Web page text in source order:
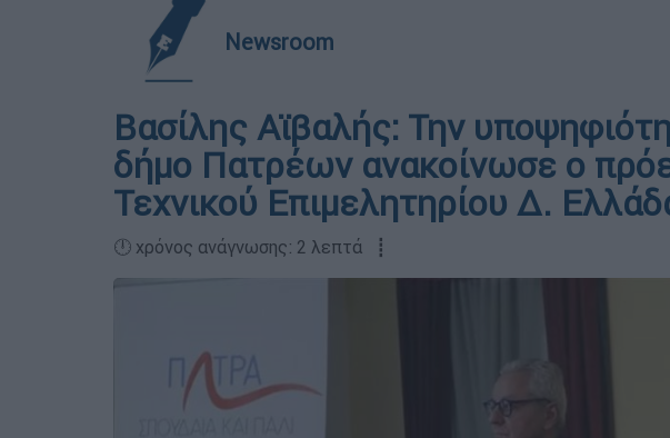
Newsroom
Βασίλης Αϊβαλής: Την
δήμο Πατρέων ανακοίνωσε ο
Τεχνικού Επιμελητηρίου Δ.
🕛 χρόνος ανάγνωσης: 2 λεπτά ┋